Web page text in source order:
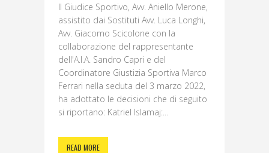
Il Giudice Sportivo, Avv. Aniello Merone,
assistito dai Sostituti Avv. Luca Longhi,
Avv. Giacomo Scicolone con la
collaborazione del rappresentante
dell'A.I.A. Sandro Capri e del
Coordinatore Giustizia Sportiva Marco
Ferrari nella seduta del 3 marzo 2022,
ha adottato le decisioni che di seguito
si riportano: Katriel Islamaj:...
READ MORE